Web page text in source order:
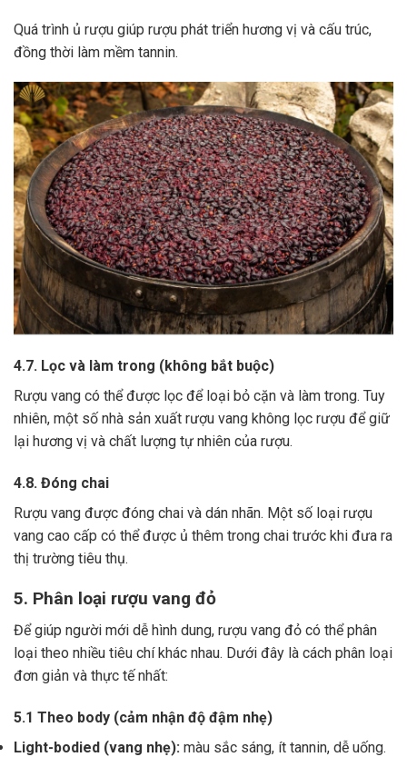
Quá trình ủ rượu giúp rượu phát triển hương vị và cấu trúc,
đồng thời làm mềm tannin.
4.7. Lọc và làm trong (không bắt buộc)
Rượu vang có thể được lọc để loại bỏ cặn và làm trong. Tuy
nhiên, một số nhà sản xuất rượu vang không lọc rượu để giữ
lại hương vị và chất lượng tự nhiên của rượu.
4.8. Đóng chai
Rượu vang được đóng chai và dán nhãn. Một số loại rượu
vang cao cấp có thể được ủ thêm trong chai trước khi đưa ra
thị trường tiêu thụ.
5. Phân loại rượu vang đỏ
Để giúp người mới dễ hình dung, rượu vang đỏ có thể phân
loại theo nhiều tiêu chí khác nhau. Dưới đây là cách phân loại
đơn giản và thực tế nhất:
5.1 Theo body (cảm nhận độ đậm nhẹ)
Light-bodied (vang nhẹ): màu sắc sáng, ít tannin, dễ uống.